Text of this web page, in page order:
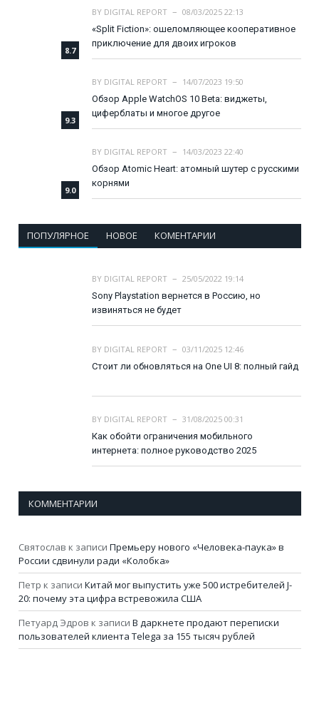
8.7
BY DIGITAL REPORT
08/03/2025 22:13
«Split Fiction»: ошеломляющее кооперативное
приключение для двоих игроков
9.3
BY DIGITAL REPORT
14/07/2023 19:50
Обзор Apple WatchOS 10 Beta: виджеты,
циферблаты и многое другое
9.0
BY DIGITAL REPORT
14/03/2023 22:40
Обзор Atomic Heart: атомный шутер с русскими
корнями
ПОПУЛЯРНОЕ НОВОЕ КОМЕНТАРИИ
BY DIGITAL REPORT
25/05/2022 19:14
Sony Playstation вернется в Россию, но
извиняться не будет
BY DIGITAL REPORT
03/11/2025 12:46
Стоит ли обновляться на One UI 8: полный гайд
BY DIGITAL REPORT
31/08/2025 00:31
Как обойти ограничения мобильного
интернета: полное руководство 2025
КОММЕНТАРИИ
Святослав к записи Премьеру нового «Человека-паука» в
России сдвинули ради «Колобка»
Петр к записи Китай мог выпустить уже 500 истребителей J-
20: почему эта цифра встревожила США
Петуард Эдров к записи В даркнете продают переписки
пользователей клиента Telega за 155 тысяч рублей